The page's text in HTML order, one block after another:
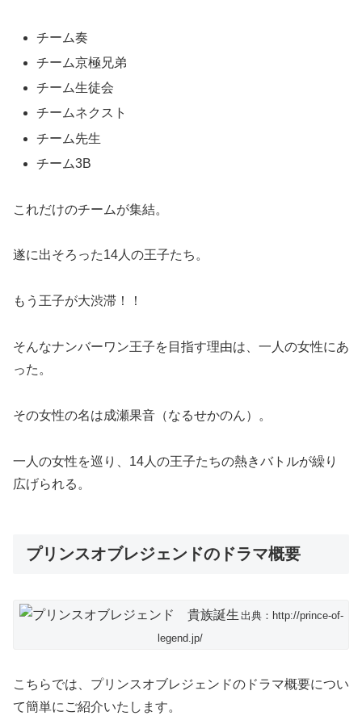
チーム奏
チーム京極兄弟
チーム生徒会
チームネクスト
チーム先生
チーム3B
これだけのチームが集結。
遂に出そろった14人の王子たち。
もう王子が大渋滞！！
そんなナンバーワン王子を目指す理由は、一人の女性にあ
った。
その女性の名は成瀬果音（なるせかのん）。
一人の女性を巡り、14人の王子たちの熱きバトルが繰り
広げられる。
プリンスオブレジェンドのドラマ概要
出典：http://prince-of-
legend.jp/
こちらでは、プリンスオブレジェンドのドラマ概要につい
て簡単にご紹介いたします。